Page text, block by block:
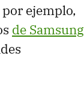
ejemplo,
de Samsung